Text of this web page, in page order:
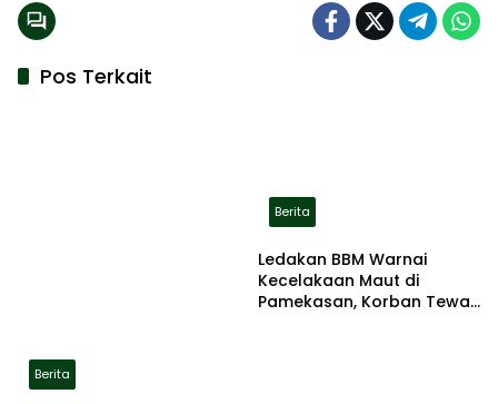
Pos Terkait
Berita
Berita
Ledakan BBM Warnai
Kecelakaan Maut di
Pamekasan, Korban Tewas